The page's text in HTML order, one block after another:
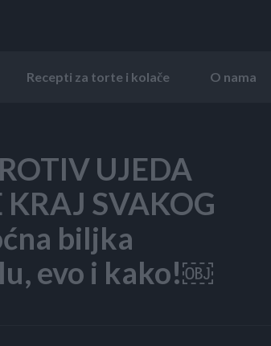
Recepti za torte i kolače O nama
UJEDA
SVAKOG
biljka
evo i kako!￼